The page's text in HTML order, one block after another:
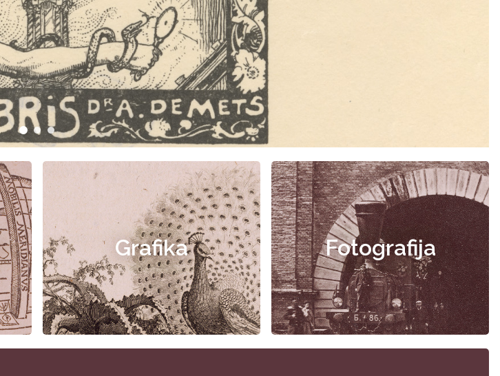
Grafika Fotografija